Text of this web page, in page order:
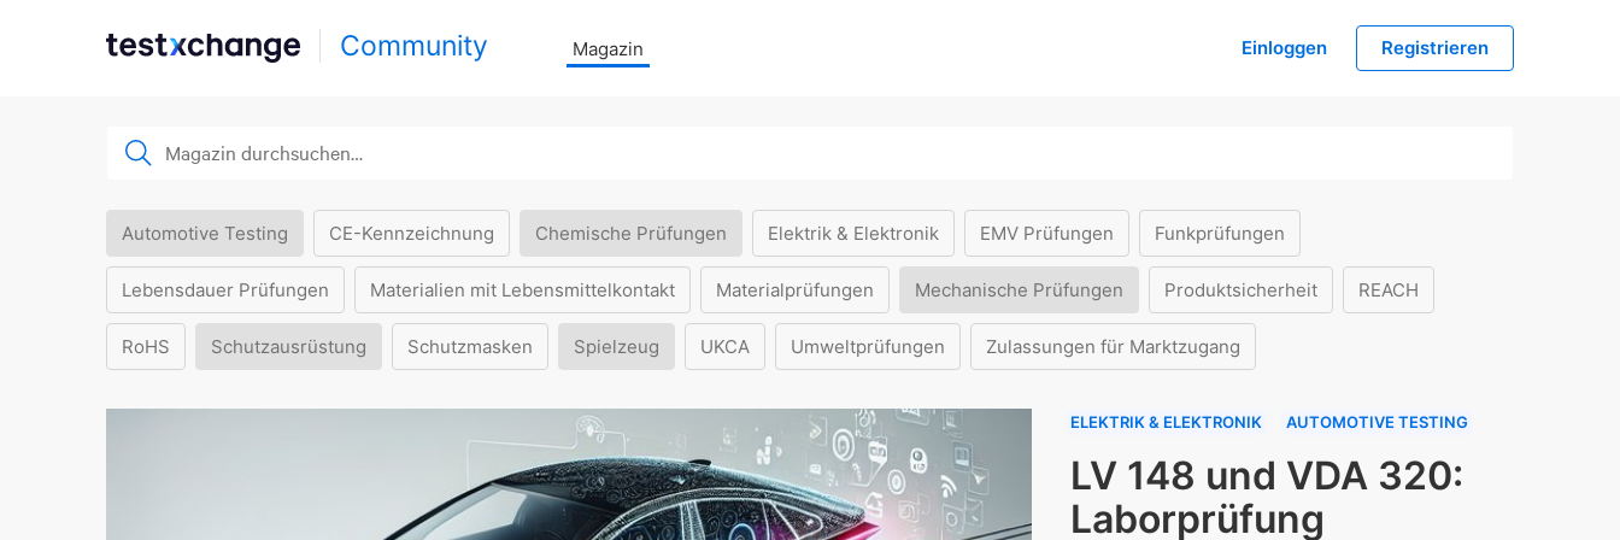
Community Magazin Einloggen Registrieren
Automotive Testing CE-Kennzeichnung Chemische Prüfungen Elektrik & Elektronik EMV Prüfungen Funkprüfungen
Lebensdauer Prüfungen Materialien mit Lebensmittelkontakt Materialprüfungen Mechanische Prüfungen Produktsicherheit REACH
RoHS Schutzausrüstung Schutzmasken Spielzeug UKCA Umweltprüfungen Zulassungen für Marktzugang
ELEKTRIK & ELEKTRONIK AUTOMOTIVE TESTING
LV 148 und VDA 320:
Laborprüfung